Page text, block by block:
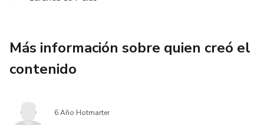
Más información sobre quien creó el
contenido
6 Año Hotmarter